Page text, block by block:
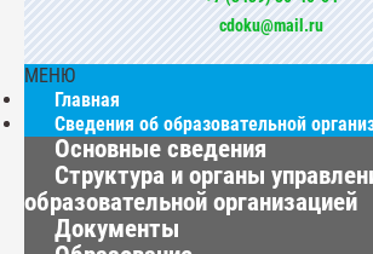
cdoku@mail.ru
МЕНЮ
Главная
Сведения об образовательной
Основные сведения
Структура и органы
образовательной организацией
Документы